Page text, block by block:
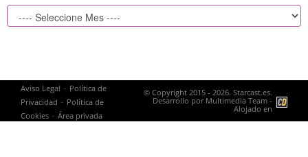
Aviso Legal - Política de
Privacidad - Política de
Cookies - Área privada
© Copyright 2015 - 2026. Starcast.es.
Desarrollo por Multimedia Team -
Alojado en